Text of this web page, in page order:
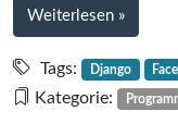
Weiterlesen bei
»
Tags: Django
Kategorie: